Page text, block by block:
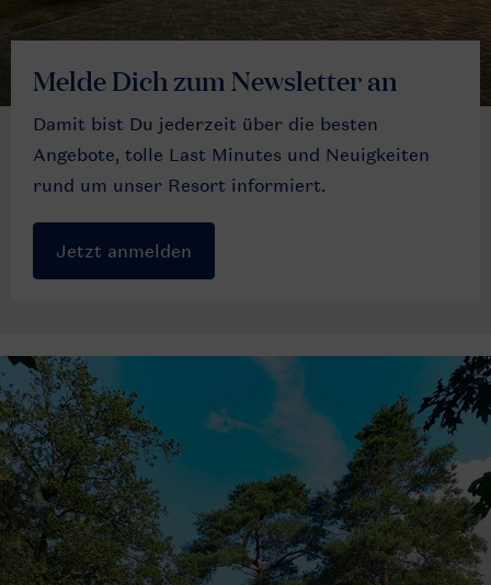
Melde Dich zum Newsletter an
Damit bist Du jederzeit über die besten
Angebote, tolle Last Minutes und Neuigkeiten
rund um unser Resort informiert.
Jetzt anmelden